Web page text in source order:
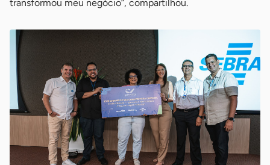
transformou meu negócio”, compartilhou.